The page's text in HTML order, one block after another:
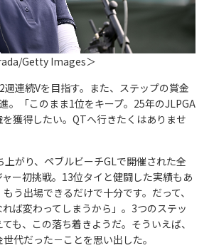
Getty Images＞
連続Vを目指す。また、ステップの賞金
。「このまま1位をキープ。25年のJLPGA
獲得したい。QTへ行きたくはありませ
がり、ペブルビーチGLで開催された全
ー初挑戦。13位タイと健闘した実績もあ
う出場できるだけで十分です。だって、
ば変わってしまうから」。3つのステッ
も、この落ち着きようだ。そういえば、
代だった－ことを思い出した。